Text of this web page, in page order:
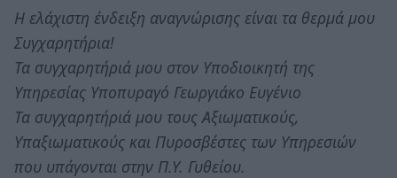
Η ελάχιστη ένδειξη αναγνώρισης είναι τα θερμά μου
Συγχαρητήρια!
Τα συγχαρητήριά μου στον Υποδιοικητή της
Υπηρεσίας Υποπυραγό Γεωργιάκο Ευγένιο
Τα συγχαρητήριά μου τους Αξιωματικούς,
Υπαξιωματικούς και Πυροσβέστες των Υπηρεσιών
που υπάγονται στην Π.Υ. Γυθείου.